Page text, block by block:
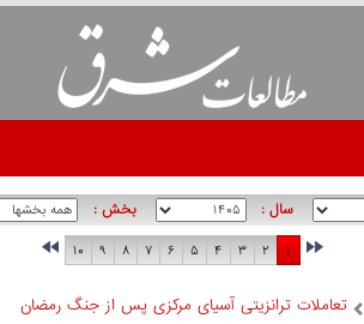
سال : بخش :
۱ ۲ ۳ ۴ ۵ ۶ ۷ ۸ ۹ ۱۰
تعاملات ترانزیتی آسیای مرکزی پس از جنگ رمضان